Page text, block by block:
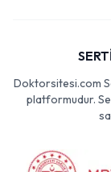
Doktorsitesi.com
platformudur.